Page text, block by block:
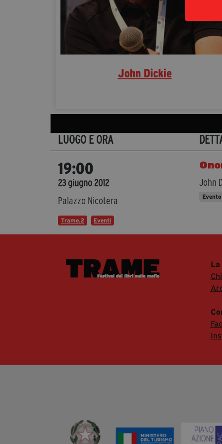
John Dickie
LUOGO E ORA
19:00
23 giugno 2012
Palazzo Nicotera
Trame.2 Eventi
John
Evento
La